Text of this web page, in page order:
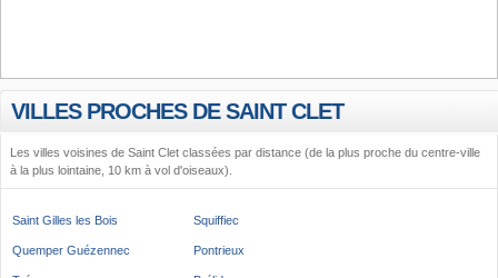
VILLES PROCHES DE SAINT CLET
Les villes voisines de Saint Clet classées par distance (de la plus proche du centre-ville
à la plus lointaine, 10 km à vol d'oiseaux).
Saint Gilles les Bois Squiffiec
Quemper Guézennec Pontrieux